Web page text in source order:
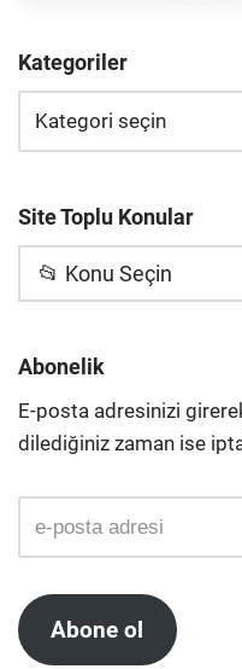
Kategoriler
Site Toplu Konular
📂 Konu Seçin
Abonelik
E-posta adresinizi
dilediğiniz zaman ise
Abone ol